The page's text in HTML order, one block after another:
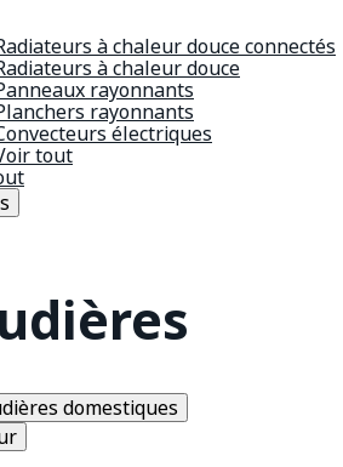
à chaleur douce connectés
à chaleur douce
rayonnants
rayonnants
électriques
tout
domestiques